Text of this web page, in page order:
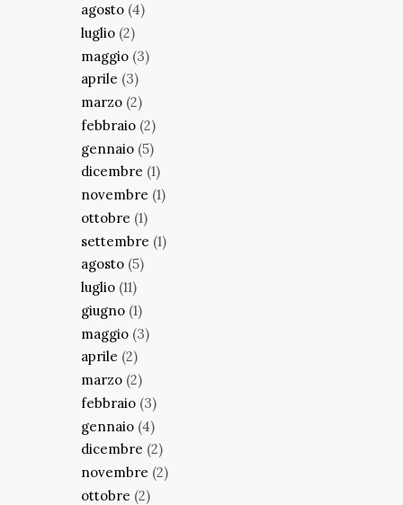
agosto (4)
luglio (2)
maggio (3)
aprile (3)
marzo (2)
febbraio (2)
gennaio (5)
dicembre (1)
novembre (1)
ottobre (1)
settembre (1)
agosto (5)
luglio (11)
giugno (1)
maggio (3)
aprile (2)
marzo (2)
febbraio (3)
gennaio (4)
dicembre (2)
novembre (2)
ottobre (2)